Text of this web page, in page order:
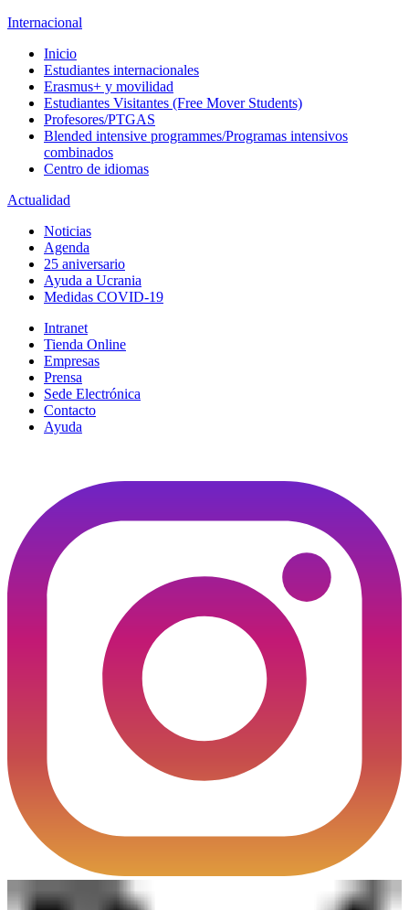
Internacional
Inicio
Estudiantes internacionales
Erasmus+ y movilidad
Estudiantes Visitantes (Free Mover Students)
Profesores/PTGAS
Blended intensive programmes/Programas intensivos
combinados
Centro de idiomas
Actualidad
Noticias
Agenda
25 aniversario
Ayuda a Ucrania
Medidas COVID-19
Intranet
Tienda Online
Empresas
Prensa
Sede Electrónica
Contacto
Ayuda